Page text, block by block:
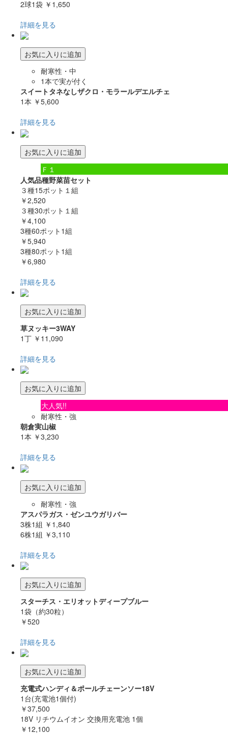
2球1袋 ￥1,650
詳細を見る
お気に入りに追加
耐寒性・中
1本で実が付く
スイートタネなしザクロ・モラールデエルチェ
1本 ￥5,600
詳細を見る
お気に入りに追加
Ｆ１
人気品種野菜苗セット
３種15ポット１組
￥2,520
３種30ポット１組
￥4,100
3種60ポット1組
￥5,940
3種80ポット1組
￥6,980
詳細を見る
お気に入りに追加
草ヌッキー3WAY
1丁 ￥11,090
詳細を見る
お気に入りに追加
大人気!!
耐寒性・強
朝倉実山椒
1本 ￥3,230
詳細を見る
お気に入りに追加
耐寒性・強
アスパラガス・ゼンユウガリバー
3株1組 ￥1,840
6株1組 ￥3,110
詳細を見る
お気に入りに追加
スターチス・エリオットディープブルー
1袋（約30粒）
￥520
詳細を見る
お気に入りに追加
充電式ハンディ＆ポールチェーンソー18V
1台(充電池1個付)
￥37,500
18V リチウムイオン 交換用充電池 1個
￥12,100